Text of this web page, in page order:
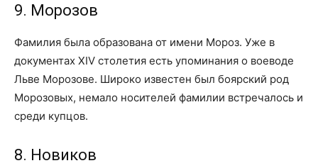
9. Морозов
Фамилия была образована от имени Мороз. Уже в
документах XIV столетия есть упоминания о воеводе
Льве Морозове. Широко известен был боярский род
Морозовых, немало носителей фамилии встречалось и
среди купцов.
8. Новиков